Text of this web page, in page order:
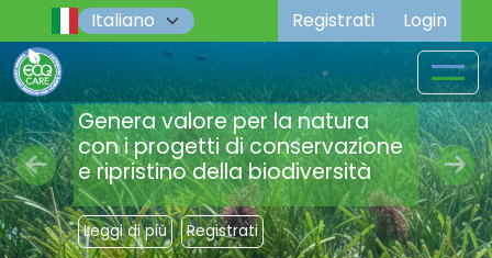
Genera valore per la natura
con i progetti di conservazione
e ripristino della biodiversità
Leggi di più Registrati
Previous Next
Registrati Login